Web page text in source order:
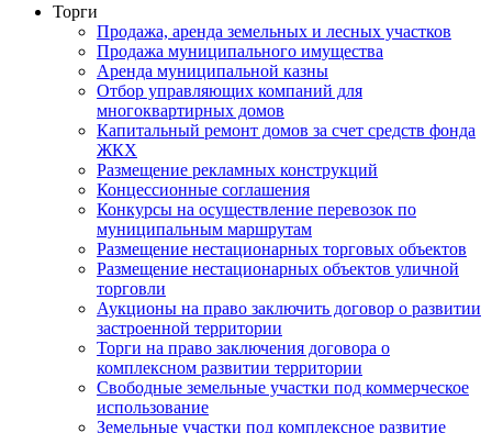
Торги
Продажа, аренда земельных и лесных участков
Продажа муниципального имущества
Аренда муниципальной казны
Отбор управляющих компаний для
многоквартирных домов
Капитальный ремонт домов за счет средств фонда
ЖКХ
Размещение рекламных конструкций
Концессионные соглашения
Конкурсы на осуществление перевозок по
муниципальным маршрутам
Размещение нестационарных торговых объектов
Размещение нестационарных объектов уличной
торговли
Аукционы на право заключить договор о развитии
застроенной территории
Торги на право заключения договора о
комплексном развитии территории
Свободные земельные участки под коммерческое
использование
Земельные участки под комплексное развитие